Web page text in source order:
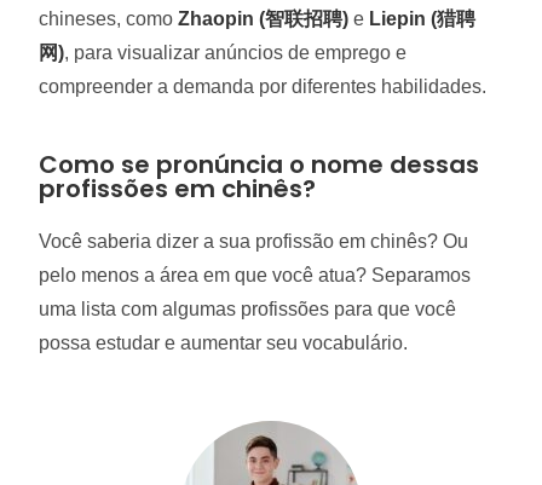
chineses, comoZhaopin (智联招聘) e Liepin (猎聘
网), para visualizar anúncios de emprego e
compreender a demanda por diferentes habilidades.
Como se pronúncia o nome dessas
profissões em chinês?
Você saberia dizer a sua profissão em chinês? Ou
pelo menos a área em que você atua? Separamos
uma lista com algumas profissões para que você
possa estudar e aumentar seu vocabulário.